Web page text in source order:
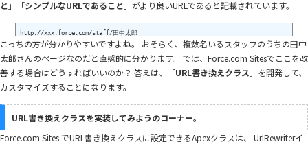
と 」「シンプルなURLであること 」がより良いURLであると記載されています。
こっちの方が分かりやすいですよね。 おそらく、複数名いるスタッフのうちの田中
太郎さんのページなのだと直感的に分かります。 では、Force.com Sitesでここを改
善する場合はどうすればいいのか？ 答えは、「URL書き換えクラス 」を開発して、
カスタマイズすることになります。
URL書き換えクラスを実装してみようのコーナー。
Force.com Sites でURL書き換えクラスに設定できるApexクラスは、 UrlRewriterイ